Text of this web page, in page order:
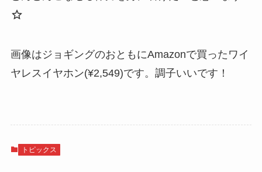
画像はジョギングのおともにAmazonで買ったワイ
ヤレスイヤホン(¥2,549)です。調子いいです！
トピックス